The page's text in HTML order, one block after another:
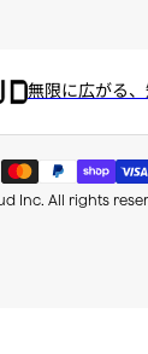
無限に広がる
Inc. All rights